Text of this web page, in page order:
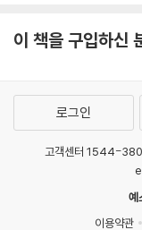
이 책을 구입하신
로그인
고객센터 1544-
예
이용약관